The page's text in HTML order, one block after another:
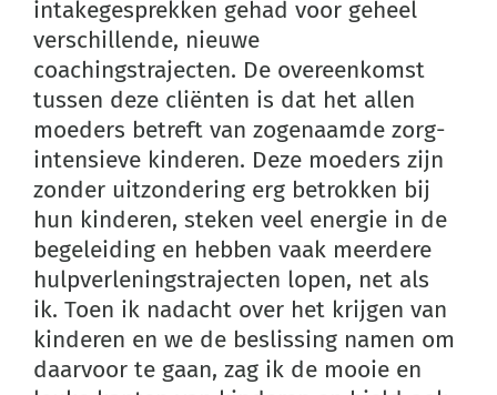
intakegesprekken gehad voor geheel
verschillende, nieuwe
coachingstrajecten. De overeenkomst
tussen deze cliënten is dat het allen
moeders betreft van zogenaamde zorg-
intensieve kinderen. Deze moeders zijn
zonder uitzondering erg betrokken bij
hun kinderen, steken veel energie in de
begeleiding en hebben vaak meerdere
hulpverleningstrajecten lopen, net als
ik. Toen ik nadacht over het krijgen van
kinderen en we de beslissing namen om
daarvoor te gaan, zag ik de mooie en